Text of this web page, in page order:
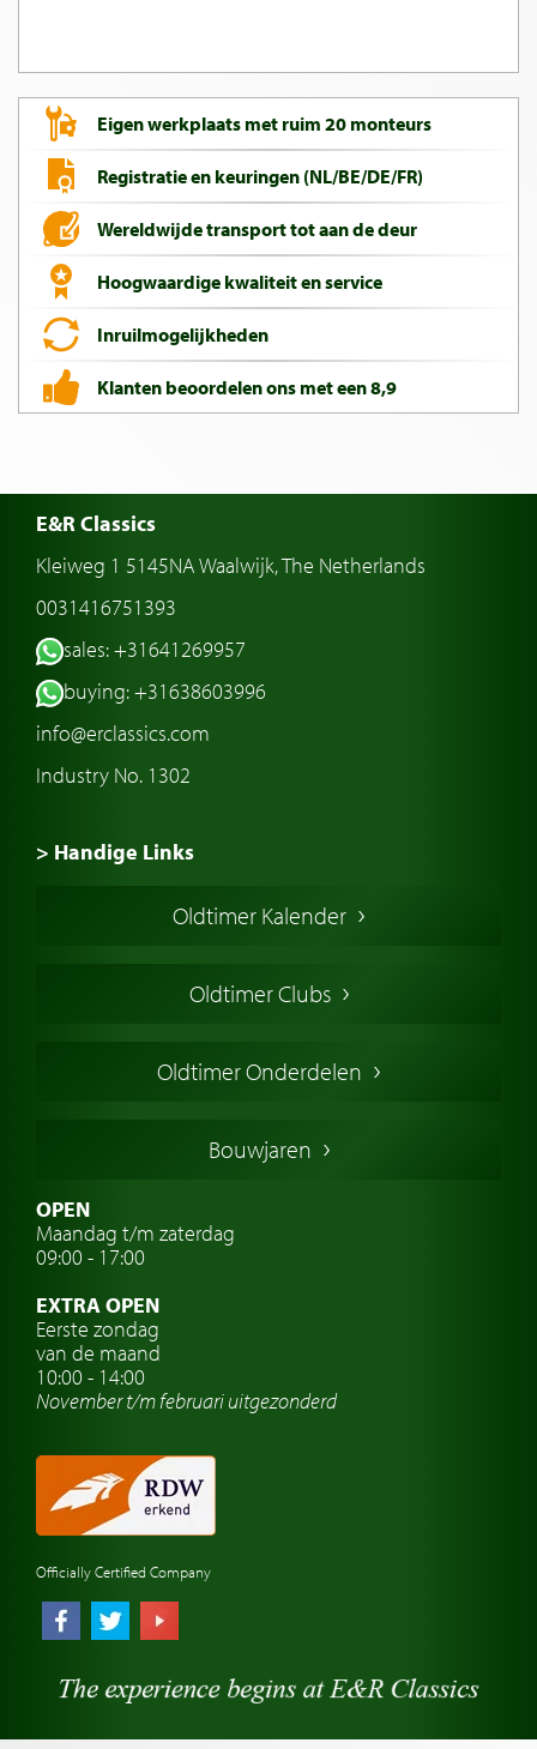
Eigen werkplaats met ruim 20 monteurs
Registratie en keuringen (NL/BE/DE/FR)
Wereldwijde transport tot aan de deur
Hoogwaardige kwaliteit en service
Inruilmogelijkheden
Klanten beoordelen ons met een 8,9
E&R Classics
Kleiweg 1 5145NA Waalwijk, The Netherlands
0031416751393
sales: +31641269957
buying: +31638603996
info@erclassics.com
Industry No. 1302
> Handige Links
Amerikaanse oldtimers
Franse oldtimers
Zweedse oldtimers
Oldtimer verzekering
Oldtimer reizen
Oldtimerwerkplaats
Automerk horloges
Classic cars Nederland
Oldtimer Kalender
Oldtimer Clubs
Oldtimer Onderdelen
Bouwjaren
OPEN
Maandag t/m zaterdag
09:00 - 17:00
EXTRA OPEN
Eerste zondag
van de maand
10:00 - 14:00
November t/m februariuitgezonderd
Officially Certified Company